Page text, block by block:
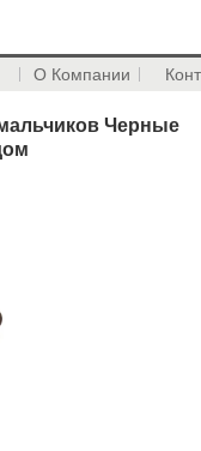
О Компании
Черные